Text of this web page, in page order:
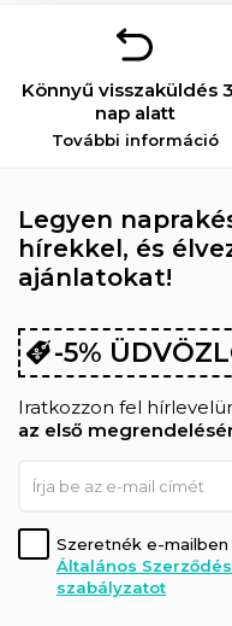
Könnyű visszaküldés
nap alatt
További információ
Legyen
hírekkel, és
ajánlatokat!
-5%
Iratkozzon fel
az első
Szeretnék e-
Általános
szabályzatot